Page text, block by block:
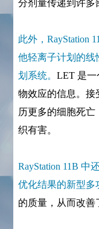
分剂量传递到许多
此外，RayStation
他轻离子计划的线
划系统。LET 是
物效应的信息。接
历更多的细胞死亡
织有害。
RayStation 11B 中
优化结果的新型多
的质量，从而改善